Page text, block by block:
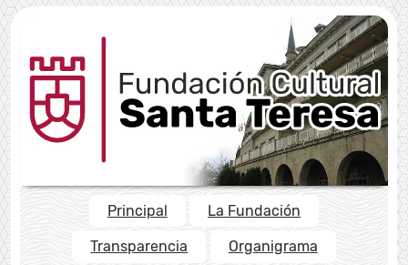
Principal La Fundación
Transparencia Organigrama